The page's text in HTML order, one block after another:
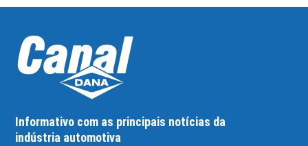
Informativo com as principais notícias da
indústria automotiva